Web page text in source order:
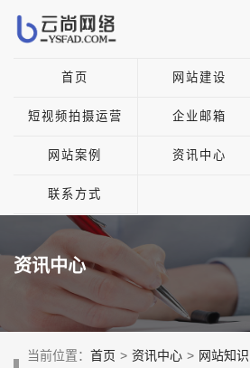
首页 网站建设
短视频拍摄运营 企业邮箱
网站案例 资讯中心
联系方式
资讯中心
当前位置： 首页 > 资讯中心 > 网站知识